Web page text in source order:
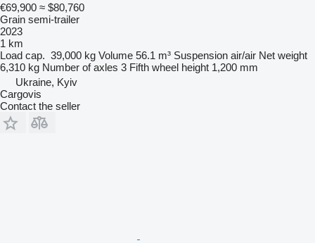
€69,900 ≈ $80,760
Grain semi-trailer
2023
1 km
Load cap. 39,000 kg Volume 56.1 m³ Suspension air/air Net weight
6,310 kg Number of axles 3 Fifth wheel height 1,200 mm
Ukraine, Kyiv
Cargovis
Contact the seller